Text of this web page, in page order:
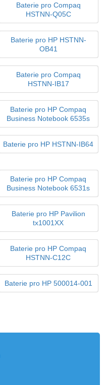
Baterie pro Compaq
HSTNN-Q05C
Baterie pro HP HSTNN-
OB41
Baterie pro Compaq
HSTNN-IB17
Baterie pro HP Compaq
Business Notebook 6535s
Baterie pro HP HSTNN-IB64
Baterie pro HP Compaq
Business Notebook 6531s
Baterie pro HP Pavilion
tx1001XX
Baterie pro HP Compaq
HSTNN-C12C
Baterie pro HP 500014-001